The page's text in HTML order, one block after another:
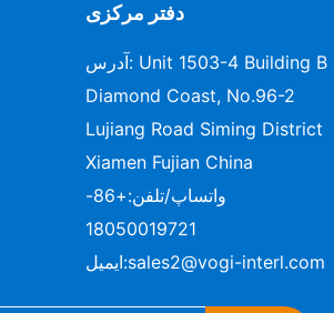
دفتر مرکزی
آدرس: Unit 1503-4 Building B
Diamond Coast, No.96-2
Lujiang Road Siming District
Xiamen Fujian China
واتساپ/تلفن:
+86-
18050019721
ایمیل:sales2@vogi-interl.com